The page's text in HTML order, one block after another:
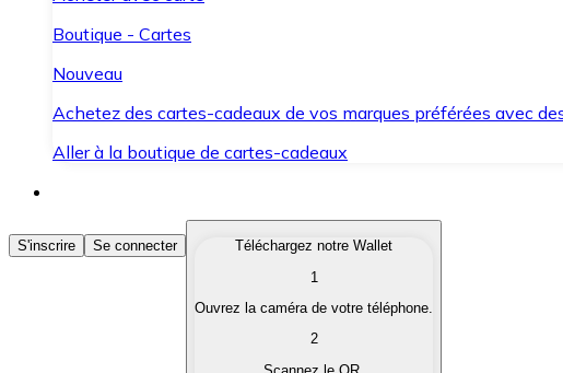
Boutique - Cartes
Nouveau
Achetez des cartes-cadeaux de vos marques préférées avec
Aller à la boutique de cartes-cadeaux
Acheter des Cryptomonnaies
Achetez les cryptomonnaies qui vous intéressent rapidement et
Convertissez vos cryptomonnaies en monnaie fiduciaire lorsque
S'inscrire Se connecter
Téléchargez notre Wallet
1
Ouvrez la caméra de votre téléphone.
2